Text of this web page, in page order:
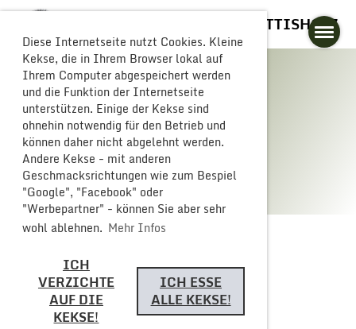
Diese Internetseite nutzt Cookies. Kleine
Kekse, die in Ihrem Browser lokal auf
Ihrem Computer abgespeichert werden
und die Funktion der Internetseite
unterstützen. Einige der Kekse sind
ohnehin notwendig für den Betrieb und
können daher nicht abgelehnt werden.
Andere Kekse - mit anderen
Geschmacksrichtungen wie zum Bespiel
"Google", "Facebook" oder
"Werbepartner" - können Sie aber sehr
wohl ablehnen. Mehr Infos
ICH
VERZICHTE
AUF DIE
KEKSE!
ICH ESSE
ALLE KEKSE!
GLOGGERESCHRÄNZER BUTTISHOLZ
Galerie
Zurück